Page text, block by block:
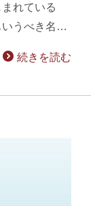
れている
いうべき名…
続きを読む